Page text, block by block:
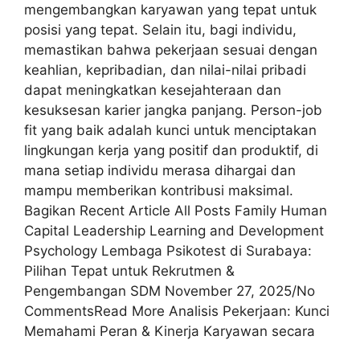
mengembangkan karyawan yang tepat untuk
posisi yang tepat. Selain itu, bagi individu,
memastikan bahwa pekerjaan sesuai dengan
keahlian, kepribadian, dan nilai-nilai pribadi
dapat meningkatkan kesejahteraan dan
kesuksesan karier jangka panjang. Person-job
fit yang baik adalah kunci untuk menciptakan
lingkungan kerja yang positif dan produktif, di
mana setiap individu merasa dihargai dan
mampu memberikan kontribusi maksimal.
Bagikan Recent Article All Posts Family Human
Capital Leadership Learning and Development
Psychology Lembaga Psikotest di Surabaya:
Pilihan Tepat untuk Rekrutmen &
Pengembangan SDM November 27, 2025/No
CommentsRead More Analisis Pekerjaan: Kunci
Memahami Peran & Kinerja Karyawan secara